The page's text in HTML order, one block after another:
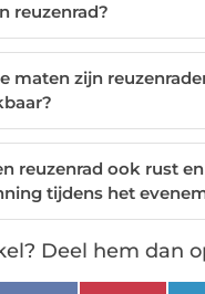
reuzenrad?
maten zijn
reuzenrad ook rust en
tijdens het
Deel hem dan